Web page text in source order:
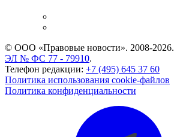
© ООО «Правовые новости». 2008-2026.
ЭЛ № ФС 77 - 79910.
Телефон редакции: +7 (495) 645 37 60
Политика использования cookie-файлов
Политика конфиденциальности